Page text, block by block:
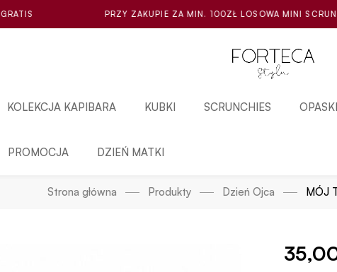
PRZY ZAKUPIE ZA MIN. 100ZŁ LOSOWA MINI SCRUNCHIE GRATIS
KOLEKCJA KAPIBARA KUBKI SCRUNCHIES
PROMOCJA DZIEŃ MATKI
Strona główna Produkty Dzień Ojca MÓJ